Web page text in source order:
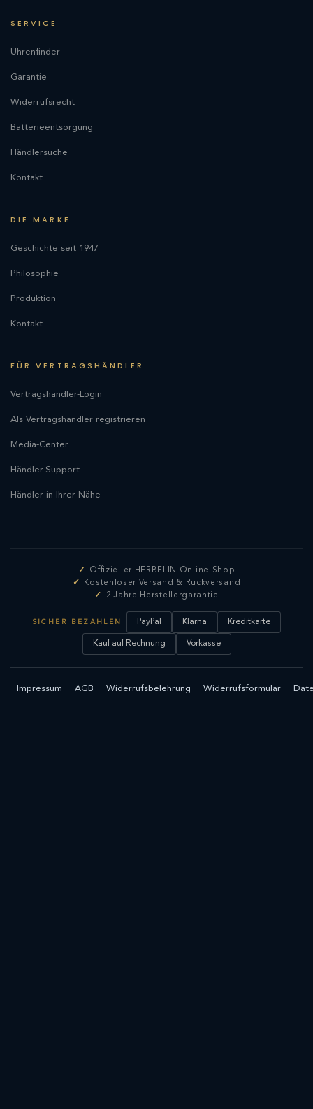
SERVICE
Uhrenfinder
Garantie
Widerrufsrecht
Batterieentsorgung
Händlersuche
Kontakt
DIE MARKE
Geschichte seit 1947
Philosophie
Produktion
Kontakt
FÜR VERTRAGSHÄNDLER
Vertragshändler-Login
Als Vertragshändler registrieren
Media-Center
Händler-Support
Händler in Ihrer Nähe
Offizieller HERBELIN Online-Shop
Kostenloser Versand & Rückversand
2 Jahre Herstellergarantie
SICHER BEZAHLEN PayPal Klarna Kreditkarte
Kauf auf Rechnung Vorkasse
Impressum AGB Widerrufsbelehrung Widerrufsformular